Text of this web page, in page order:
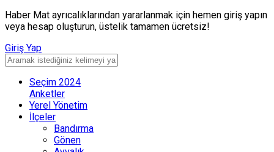
Haber Mat ayrıcalıklarından yararlanmak için hemen giriş yapın
veya hesap oluşturun, üstelik tamamen ücretsiz!
Giriş Yap
Seçim 2024
Anketler
Yerel Yönetim
İlçeler
Bandırma
Gönen